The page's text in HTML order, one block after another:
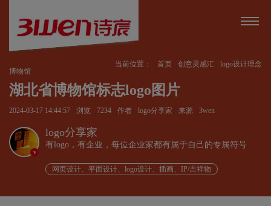
当前位置： 首页 创意灵感汇
logo设计理念
博物馆
湖北省博物馆标志logo图片
2024-03-17 14:44:57 浏览 7234 作者 logo分享家 来源 3wen
v
logo分享家
有logo，有企业，每位企业家都有属于自己的专属符号
网页设计、平面设计、logo设计、插画、IP/吉祥物